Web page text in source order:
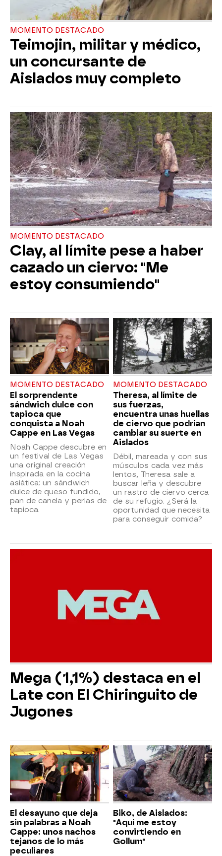
MOMENTO DESTACADO
Teimojin, militar y médico,
un concursante de
Aislados muy completo
MOMENTO DESTACADO
Clay, al límite pese a haber
cazado un ciervo: "Me
estoy consumiendo"
MOMENTO DESTACADO
El sorprendente
sándwich dulce con
tapioca que
conquista a Noah
Cappe en Las Vegas
Noah Cappe descubre en
un festival de Las Vegas
una original creación
inspirada en la cocina
asiática: un sándwich
dulce de queso fundido,
pan de canela y perlas de
tapioca.
MOMENTO DESTACADO
Theresa, al límite de
sus fuerzas,
encuentra unas huellas
de ciervo que podrían
cambiar su suerte en
Aislados
Débil, mareada y con sus
músculos cada vez más
lentos, Theresa sale a
buscar leña y descubre
un rastro de ciervo cerca
de su refugio. ¿Será la
oportunidad que necesita
para conseguir comida?
Mega (1,1%) destaca en el
Late con El Chiringuito de
Jugones
El desayuno que deja
sin palabras a Noah
Cappe: unos nachos
tejanos de lo más
peculiares
Biko, de Aislados:
"Aquí me estoy
convirtiendo en
Gollum"